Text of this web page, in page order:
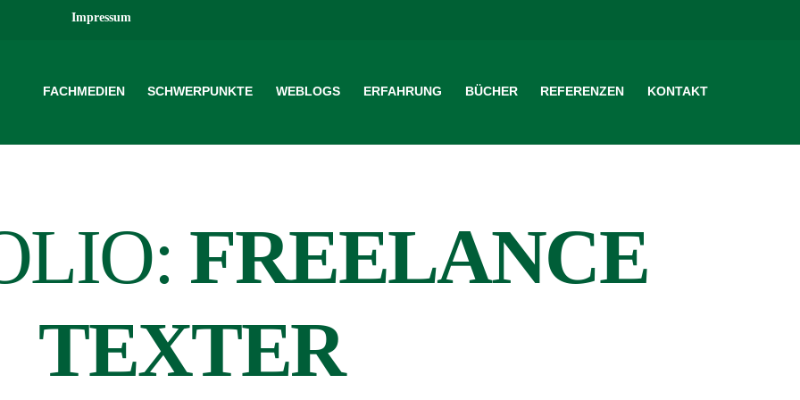
Impressum
FACHMEDIEN SCHWERPUNKTE WEBLOGS ERFAHRUNG BÜCHER REFERENZEN KONTAKT
FREELANCE
TEXTER